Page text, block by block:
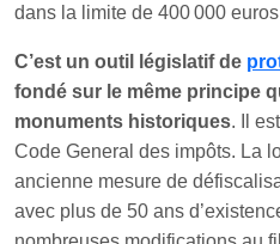
dans la limite de 400 000
C’est un outil législatif de
fondé sur le même principe
monuments historiques. Il
Code General des impôts. La
ancienne mesure de
avec plus de 50 ans